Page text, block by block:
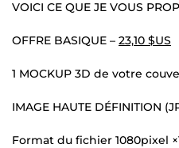
VOICI CE QUE JE VOUS
OFFRE BASIQUE – 23,10 $US
1 MOCKUP 3D de votre
IMAGE HAUTE DÉFINITION
Format du fichier 1080pixel